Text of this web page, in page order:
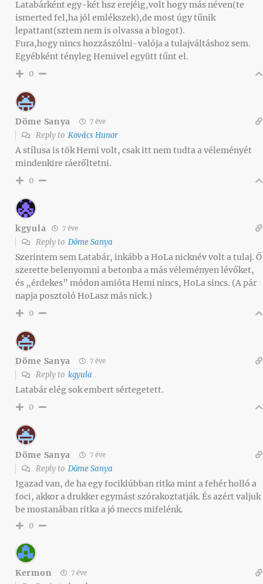
Latabárként egy-két hsz erejéig,volt hogy más néven(te
ismerted fel,ha jól emlékszek),de most úgy tűnik
lepattant(sztem nem is olvassa a blogot).
Fura,hogy nincs hozzászólni-valója a tulajváltáshoz sem.
Egyébként tényleg Hemivel együtt tűnt el.
0
Döme Sanya 7 éve
Reply to Kovács Hunor
A stílusa is tök Hemi volt, csak itt nem tudta a véleményét
mindenkire ráerőltetni.
0
kgyula 7 éve
Reply to Döme Sanya
Szerintem sem Latabár, inkább a HoLa nicknév volt a tulaj. Ő
szerette belenyomni a betonba a más véleményen lévőket,
és „érdekes” módon amióta Hemi nincs, HoLa sincs. (A pár
napja posztoló HoLasz más nick.)
0
Döme Sanya 7 éve
Reply to kgyula
Latabár elég sok embert sértegetett.
0
Döme Sanya 7 éve
Reply to Döme Sanya
Igazad van, de ha egy fociklúbban ritka mint a fehér holló a
foci, akkor a drukker egymást szórakoztatják. És azért valjuk
be mostanában ritka a jó meccs mifelénk.
0
Kermon 7 éve